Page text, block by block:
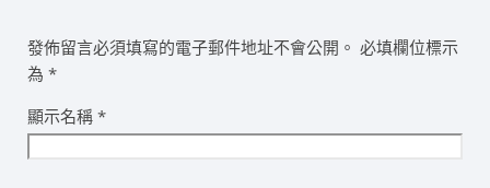
發佈留言必須填寫的電子郵件地址不會公開。 必填欄位標示
為 *
顯示名稱 *